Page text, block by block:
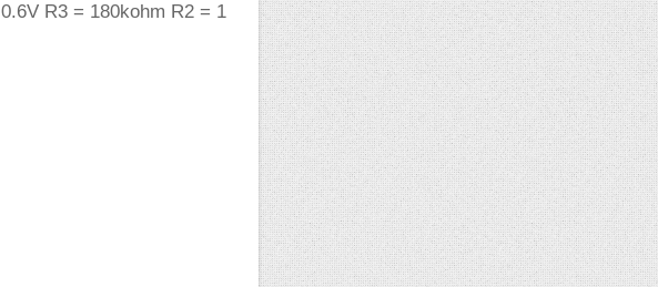
R3 = 180kohm R2 = 1